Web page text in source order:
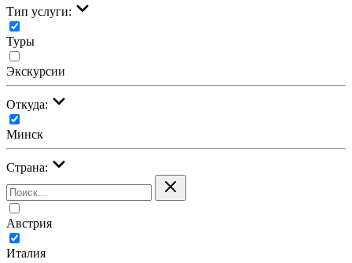
Тип услуги:
Туры
Экскурсии
Откуда:
Минск
Страна:
Австрия
Италия